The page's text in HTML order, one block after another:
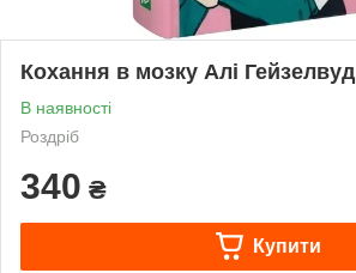
Кохання в мозку Алі Гейзелвуд
В наявності
Роздріб
340 ₴
Купити